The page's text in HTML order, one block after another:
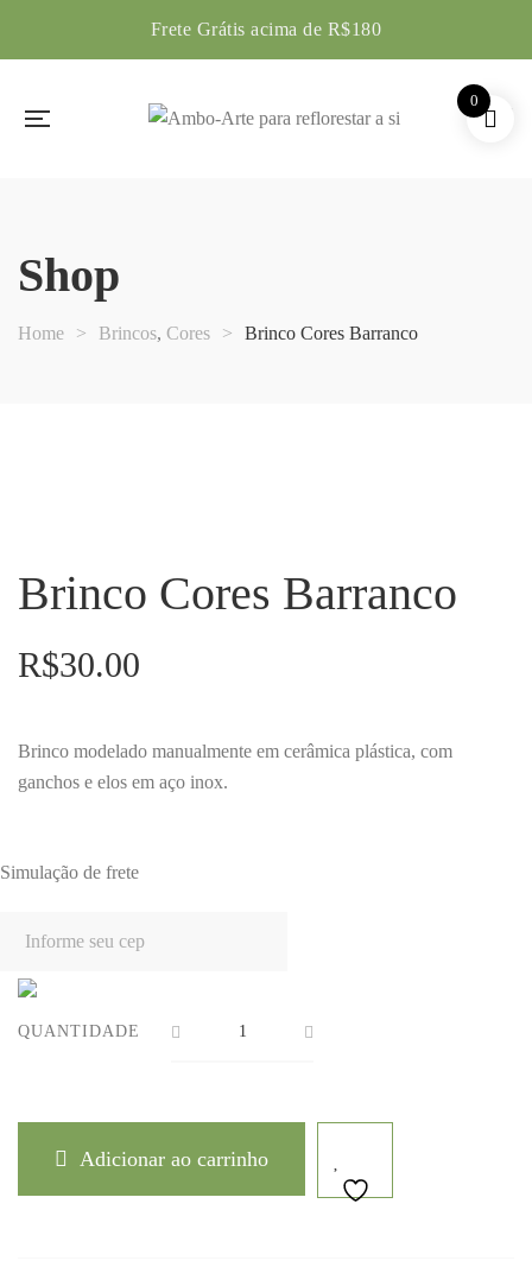
Frete Grátis acima de R$180
Shop
Home > Brincos, Cores > Brinco Cores Barranco
Brinco Cores Barranco
R$30.00
Brinco modelado manualmente em cerâmica plástica, com
ganchos e elos em aço inox.
Simulação de frete
QUANTIDADE
Adicionar ao carrinho
0